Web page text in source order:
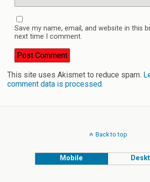
Save my name, email, and website in this
next time I comment.
This site uses Akismet to reduce spam.
comment data is processed.
Back to top
Mobile